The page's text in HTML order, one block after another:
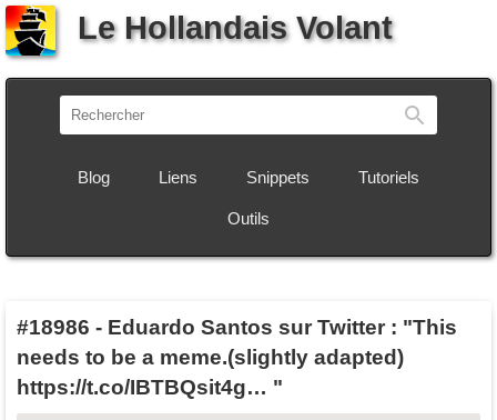
Le Hollandais Volant
Blog Liens Snippets Tutoriels
Outils
#18986 - Eduardo Santos sur Twitter : "This
needs to be a meme.(slightly adapted)
https://t.co/IBTBQsit4g… "